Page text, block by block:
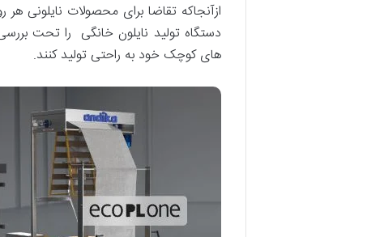
ازآنجاکه تقاضا برای محصولات نایلونی
دستگاه‌ تولید نایلون خانگی را تحت بررسی
های کوچک خود به راحتی تولید کنند.